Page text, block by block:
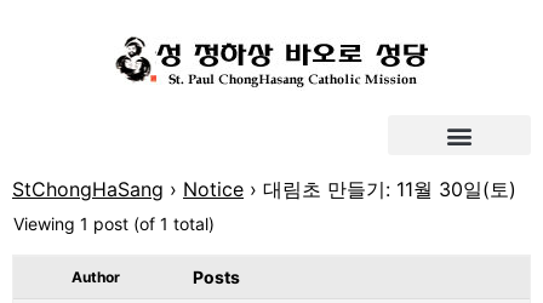
StChongHaSang › Notice › 대림초 만들기: 11월 30일(토)
Viewing 1 post (of 1 total)
Author Posts